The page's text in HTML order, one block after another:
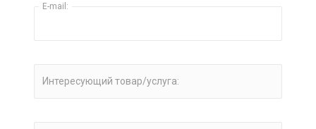
E-mail:
Интересующий товар/услуга: